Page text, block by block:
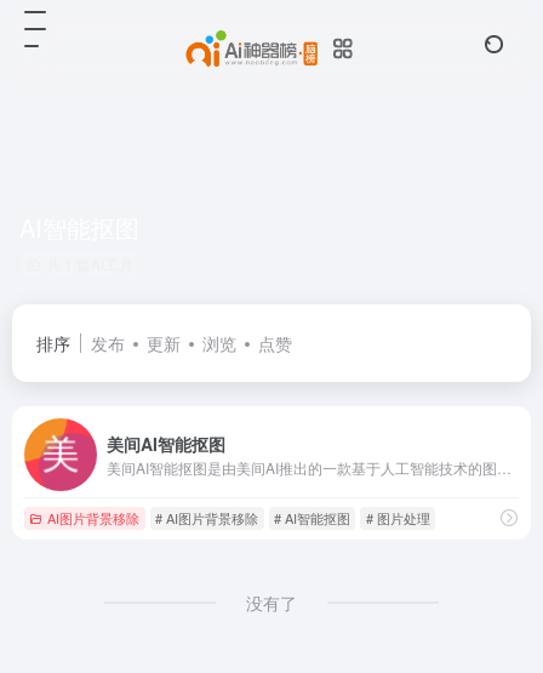
排序 发布 更新 浏览 点赞
美间AI智能抠图
AI图片背景移除 # AI图片背景移除 # AI智能抠图 # 图片处理
没有了